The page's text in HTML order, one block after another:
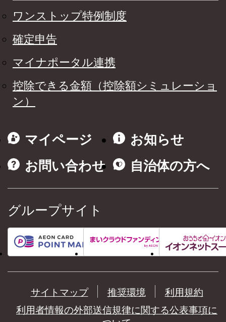
ワンストップ特例制度
確定申告
マイナポータル連携
控除できる金額（控除額シミュレーショ
ン）
マイページ
お知らせ
お問い合わせ
自治体の方へ
グループサイト
サイトマップ 推奨環境
利用規約
利用者情報の外部送信規律に関する公表事項に